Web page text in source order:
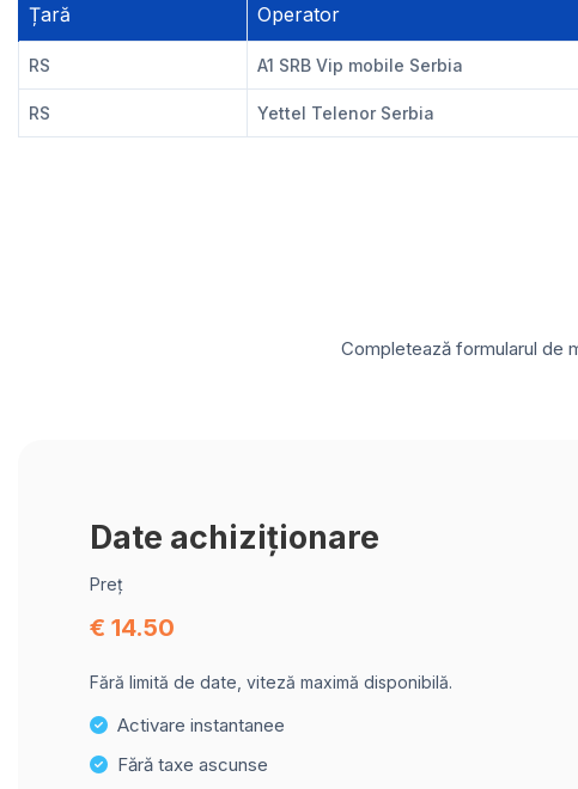
Țară Operator
RS A1 SRB Vip mobile Serbia
RS Yettel Telenor Serbia
Completează formularul de
Date achiziționare
Preț
€ 14.50
Fără limită de date, viteză maximă disponibilă.
Activare instantanee
Fără taxe ascunse